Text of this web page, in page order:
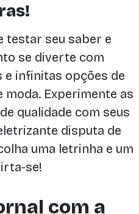
testar seu saber e
se diverte com
e infinitas opções de
moda. Experimente as
qualidade com seus
disputa de
uma letrinha e um
se!
com a